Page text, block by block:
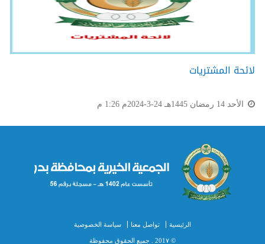
لائحة المشتريات
الأحد 14 رمضان 1445هـ 24-3-2024م 1:26 م
الرئيسية تواصل معنا سياسة الخصوصية
© 201٧ . جميع الحقوق محفوظة